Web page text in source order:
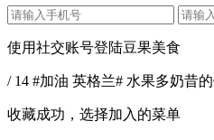
使用社交账号登陆豆果美食
/ 14 #加油 英格兰# 水果多奶昔
收藏成功，选择加入的菜单